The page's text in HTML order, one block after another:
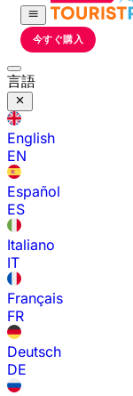
今すぐ購入
言語
English
EN
Español
ES
Italiano
IT
Français
FR
Deutsch
DE